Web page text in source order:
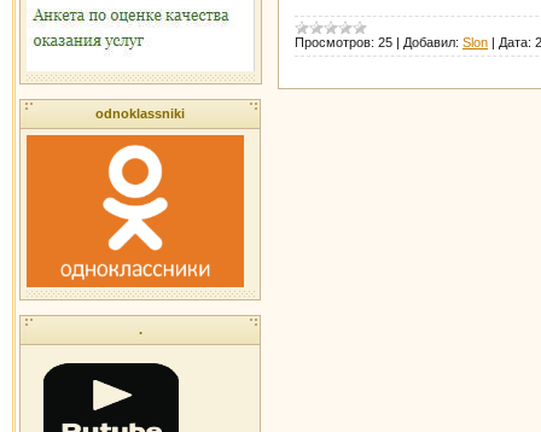
odnoklassniki
.
Просмотров: 25 Добавил: Slon Дата: